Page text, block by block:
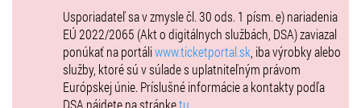
Ján Ďurovčík (choreografia a réžia):
„Pred rokmi som sa ako choreograf podieľal na muzikálovej verzii
tohto diela, a už vtedy vo mne driemala myšlienka, že túto tému, túto
kultúru a tento príbeh by bolo úžasné spracovať ako tanečné
predstavenie.
Usporiadateľ sa v zmysle čl. 30 ods. 1 písm. e) nariadenia
EÚ 2022/2065 (Akt o digitálnych službách, DSA) zaviazal
ponúkať na portáliwww.ticketportal.sk , iba výrobky alebo
služby, ktoré sú v súlade s uplatniteľným právom
Európskej únie. Príslušné informácie a kontakty podľa
DSA nájdete na stránketu.